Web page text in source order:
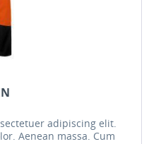
adipiscing elit.
Aenean massa. Cum